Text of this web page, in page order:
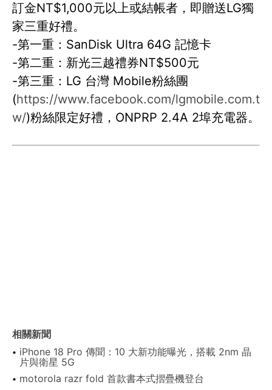
訂金NT$1,000元以上或結帳者，即贈送LG獨
家三重好禮。
-第一重：SanDisk Ultra 64G 記憶卡
-第二重：新光三越禮券NT$500元
-第三重：LG 台灣 Mobile粉絲團
(https://www.facebook.com/lgmobile.com.t
w/)粉絲限定好禮，ONPRP 2.4A 2埠充電器。
相關新聞
iPhone 18 Pro 傳聞：10 大新功能曝光，搭載 2nm 晶
片與衛星 5G
motorola razr fold 首款書本式摺疊機登台